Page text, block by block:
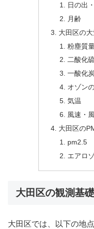
日の出
月齢
大田区の
粉塵質
二酸化
一酸化
オゾン
気温
風速・
大田区の
pm2.5
エアロ
大田区の観測基
大田区では、以下の地